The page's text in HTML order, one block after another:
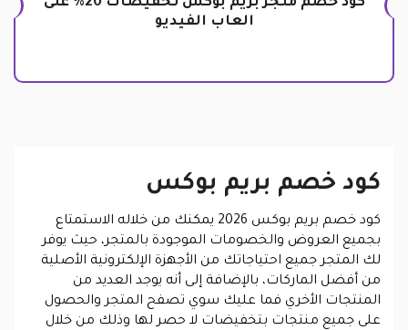
كود خصم متجر بريم بوكس تخفيضات 20% على
العاب الفيديو
كود خصم بريم بوكس
كود خصم بريم بوكس 2026 يمكنك من خلاله الاستمتاع
بجميع العروض والخصومات الموجودة بالمتجر، حيث يوفر
لك المتجر جميع احتياجاتك من الأجهزة الإلكترونية الأصلية
من أفضل الماركات، بالإضافة إلى أنه يوجد العديد من
المنتجات الأخري فما عليك سوي تصفح المتجر والحصول
على جميع منتجات بتخفيضات لا حصر لها وذلك من خلال